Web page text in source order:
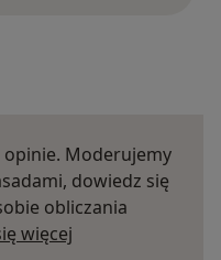
Moderujemy
dowiedz się
obliczania
więcej